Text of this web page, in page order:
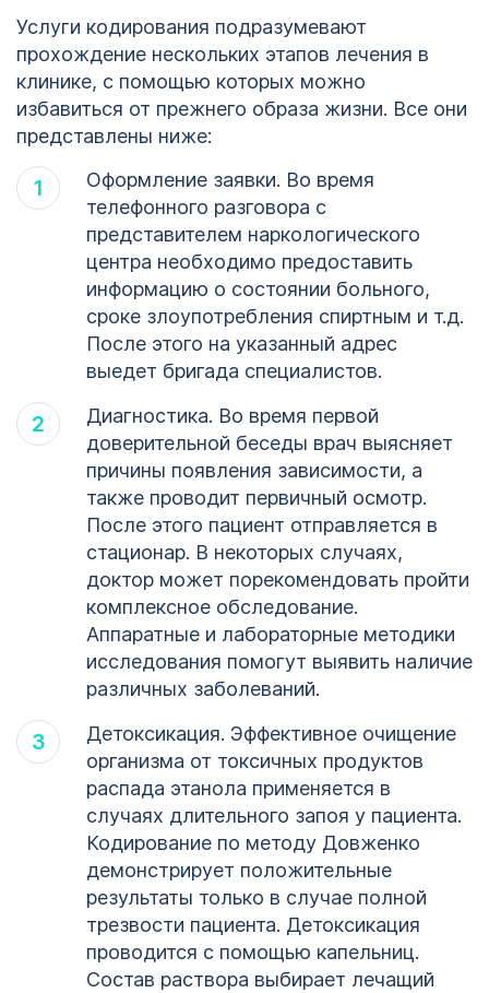
Услуги кодирования подразумевают
прохождение нескольких этапов лечения в
клинике, с помощью которых можно
избавиться от прежнего образа жизни. Все они
представлены ниже:
Оформление заявки. Во время
телефонного разговора с
представителем наркологического
центра необходимо предоставить
информацию о состоянии больного,
сроке злоупотребления спиртным и т.д.
После этого на указанный адрес
выедет бригада специалистов.
Диагностика. Во время первой
доверительной беседы врач выясняет
причины появления зависимости, а
также проводит первичный осмотр.
После этого пациент отправляется в
стационар. В некоторых случаях,
доктор может порекомендовать пройти
комплексное обследование.
Аппаратные и лабораторные методики
исследования помогут выявить наличие
различных заболеваний.
Детоксикация. Эффективное очищение
организма от токсичных продуктов
распада этанола применяется в
случаях длительного запоя у пациента.
Кодирование по методу Довженко
демонстрирует положительные
результаты только в случае полной
трезвости пациента. Детоксикация
проводится с помощью капельниц.
Состав раствора выбирает лечащий